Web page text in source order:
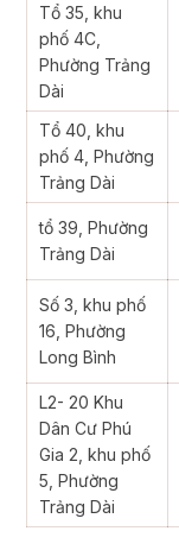
Tổ 35, khu
phố 4C,
Phường Trảng
Dài
Tổ 40, khu
phố 4, Phường
Trảng Dài
tổ 39, Phường
Trảng Dài
Số 3, khu phố
16, Phường
Long Bình
L2- 20 Khu
Dân Cư Phú
Gia 2, khu phố
5, Phường
Trảng Dài